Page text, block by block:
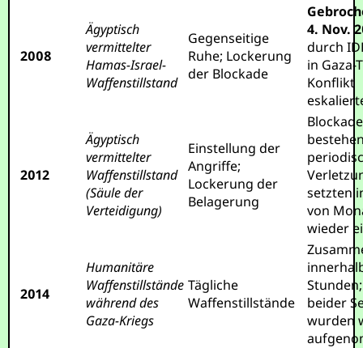
2008
Ägyptisch
vermittelter
Hamas-Israel-
Waffenstillstand
Gegenseitige
Ruhe; Lockerung
der Blockade
4. Nov.
durch
in Gaza-
Konflikt
2012
Ägyptisch
vermittelter
Waffenstillstand
(Säule der
Verteidigung)
Einstellung der
Angriffe;
Lockerung der
Belagerung
setzten
von
wieder
2014
Humanitäre
Waffenstillstände
während des
Gaza-Kriegs
Tägliche
Waffenstillstände
beider
wurden